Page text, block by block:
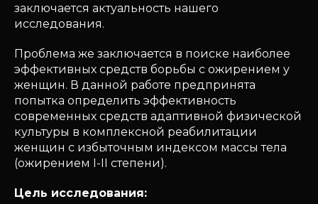
заключается актуальность нашего
исследования.
Проблема же заключается в поиске наиболее
эффективных средств борьбы с ожирением у
женщин. В данной работе предпринята
попытка определить эффективность
современных средств адаптивной физической
культуры в комплексной реабилитации
женщин с избыточным индексом массы тела
(ожирением I-II степени).
Цель исследования: